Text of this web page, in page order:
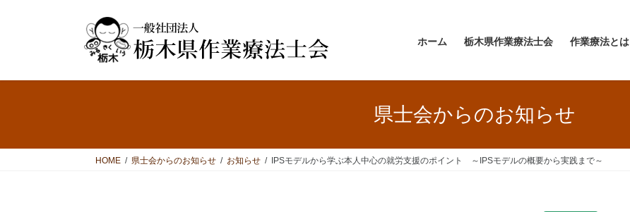
ホーム 栃木県作業療法士会 作業療法とは
県士会からのお知らせ
HOME 県士会からのお知らせ お知らせ IPSモデルから学ぶ本人中心の就労支援のポイント ～IPSモデルの概要から実践まで～